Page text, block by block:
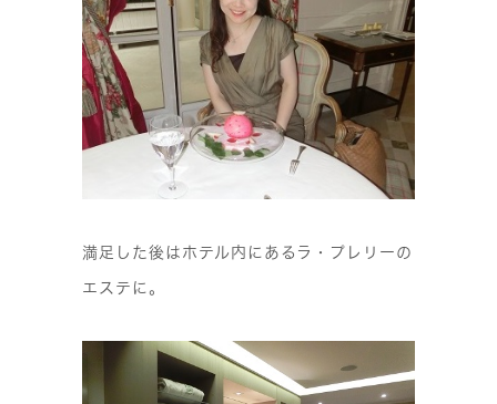
満足した後はホテル内にあるラ・プレリーの
エステに。